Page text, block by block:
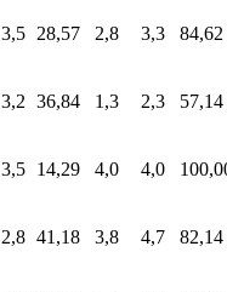
3,5 28,57 2,8 3,3 84,62
3,2 36,84 1,3 2,3 57,14
3,5 14,29 4,0 4,0
2,8 41,18 3,8 4,7 82,14